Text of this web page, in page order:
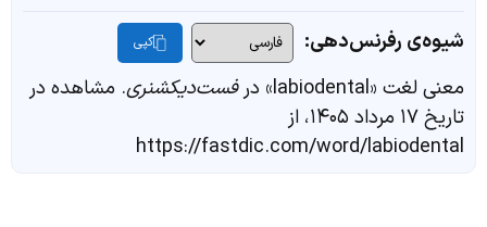
شیوه‌ی رفرنس‌دهی: کپی
معنی لغت «labiodental» در فست‌دیکشنری. مشاهده در
تاریخ ۱۷ مرداد ۱۴۰۵، از
https://fastdic.com/word/labiodental